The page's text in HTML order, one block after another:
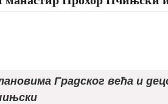
Градског већа и